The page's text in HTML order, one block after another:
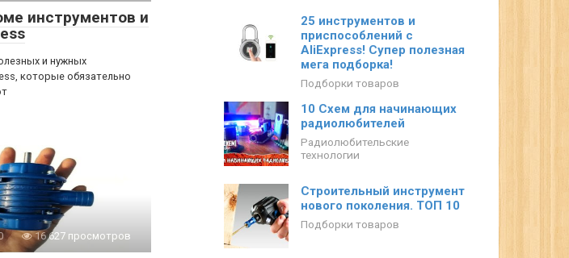
инструментов и
и нужных
которые обязательно
16 627 просмотров
25 инструментов и
приспособлений с
AliExpress! Супер полезная
мега подборка!
Подборки товаров
10 Схем для начинающих
радиолюбителей
Радиолюбительские
технологии
Строительный инструмент
нового поколения. ТОП 10
Подборки товаров